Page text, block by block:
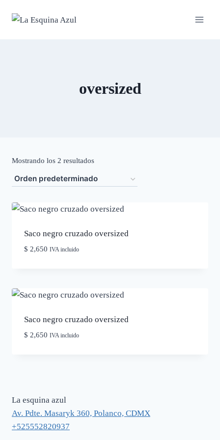
oversized
Mostrando los 2 resultados
Saco negro cruzado oversized
$ 2,650 IVA incluido
Saco negro cruzado oversized
$ 2,650 IVA incluido
La esquina azul
Av. Pdte. Masaryk 360, Polanco, CDMX
+525552820937